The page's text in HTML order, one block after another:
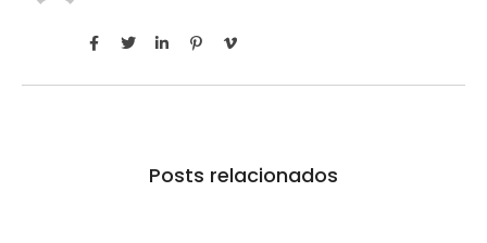
Posts relacionados